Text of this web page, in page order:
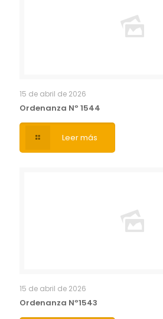
15 de abril de 2026
Ordenanza Nº 1544
Leer más
15 de abril de 2026
Ordenanza Nº1543